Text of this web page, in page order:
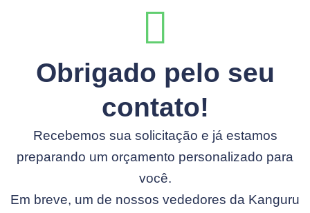
Obrigado pelo seu
contato!
Recebemos sua solicitação e já estamos
preparando um orçamento personalizado para
você.
Em breve, um de nossos vededores da Kanguru